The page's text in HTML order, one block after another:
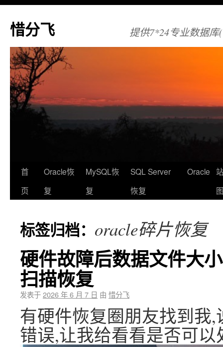
惜分飞 提供7*24专业数据库
首
页
Oracle恢
复
MySQL恢
复
SQL Server
恢复
Oracle
标签归档： oracle碎片恢复
硬件故障后数据文件大
扫描恢复
发表于2026 年 6 月 7 日 由 惜分飞
有硬件恢复圈朋友找到我,
错误,让我给看看是否可以